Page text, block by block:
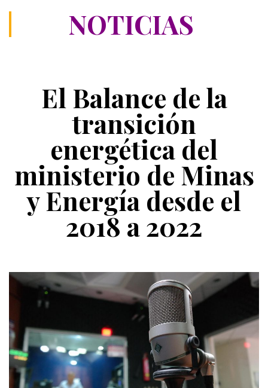
NOTICIAS
El Balance de la
transición
energética del
ministerio de Minas
y Energía desde el
2018 a 2022